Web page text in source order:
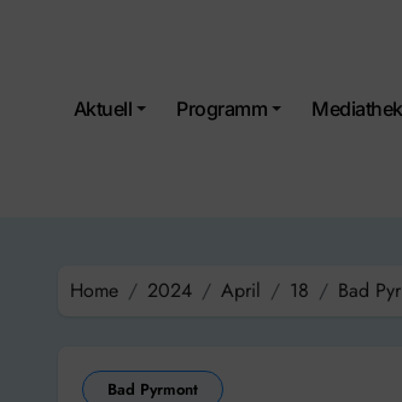
Aktuell Programm Mediathek
Home 2024 April 18 Bad
Bad Pyrmont